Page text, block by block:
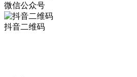
微信公众号
抖音二维码